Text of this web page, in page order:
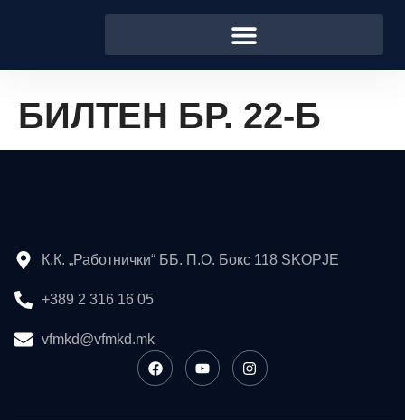
БИЛТЕН БР. 22-Б
К.К. „Работнички“ ББ. П.О. Бокс 118 SKOPJE
+389 2 316 16 05
vfmkd@vfmkd.mk